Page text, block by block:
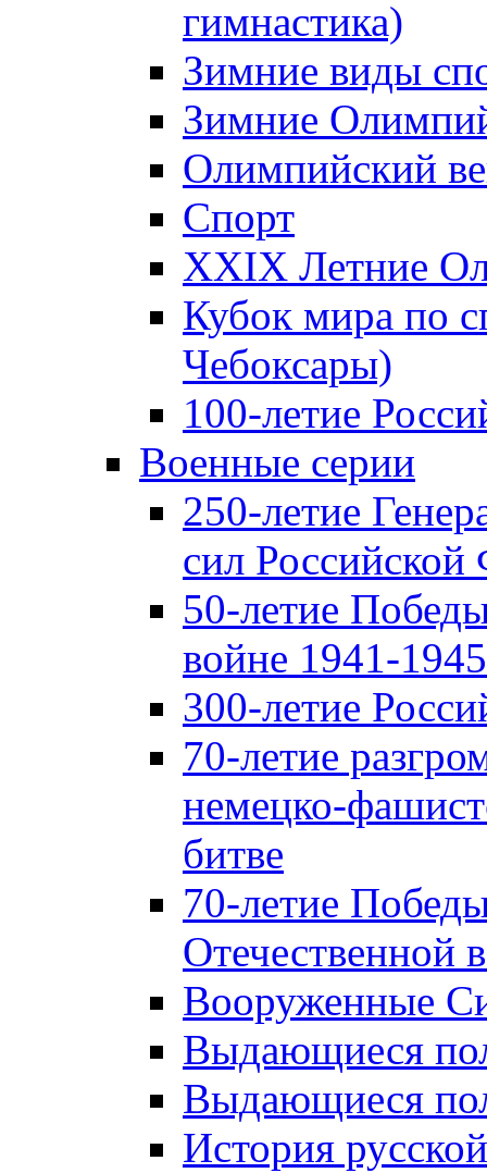
гимнастика)
Зимние виды
Зимние
Олимпийский
Спорт
XXIX Летние
Кубок мира по
Чебоксары)
100-летие
Военные серии
250-летие
сил Российской
50-летие
войне 1941-1945
300-летие
70-летие
немецко-
битве
70-летие
Отечественной
Вооруженные
Выдающиеся
Выдающиеся
История